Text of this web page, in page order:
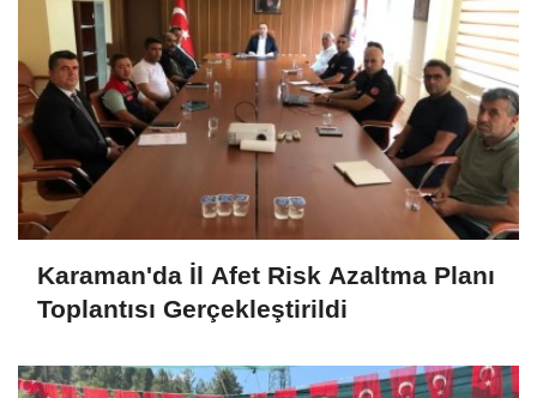
Karaman'da İl Afet Risk Azaltma Planı
Toplantısı Gerçekleştirildi